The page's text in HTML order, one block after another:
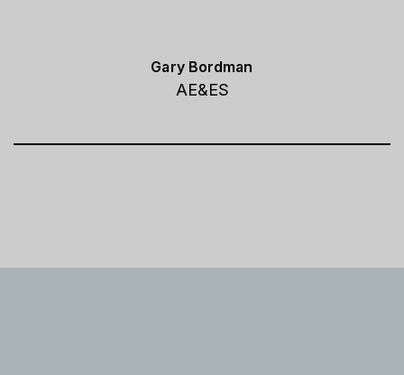
Gary Bordman
AE&ES